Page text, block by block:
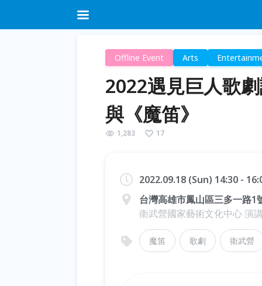
Offline Event Arts
2022遇見巨人歌
與《魔笛》
1,283 17
2022.09.18 (Sun) 14:30 -
台灣高雄市鳳山區三多一路1
衛武營國家藝術文化中心 演
魔笛 歌劇 衛武營